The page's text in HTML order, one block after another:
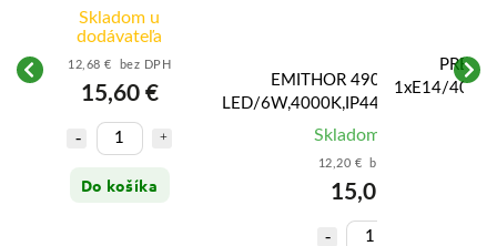
49025 LENYS I.
(1 ks)
2xE27/60W,
D400,
BLUE/CHROME
Skladom u
dodávateľa
12,68 € bez DPH
15,60 €
Do košíka
EMITHOR 49028 LENYS I.
LED/6W,4000K,IP44,CHROME/
Skladom
12,20 € bez DPH
15,01 €
1xE14/